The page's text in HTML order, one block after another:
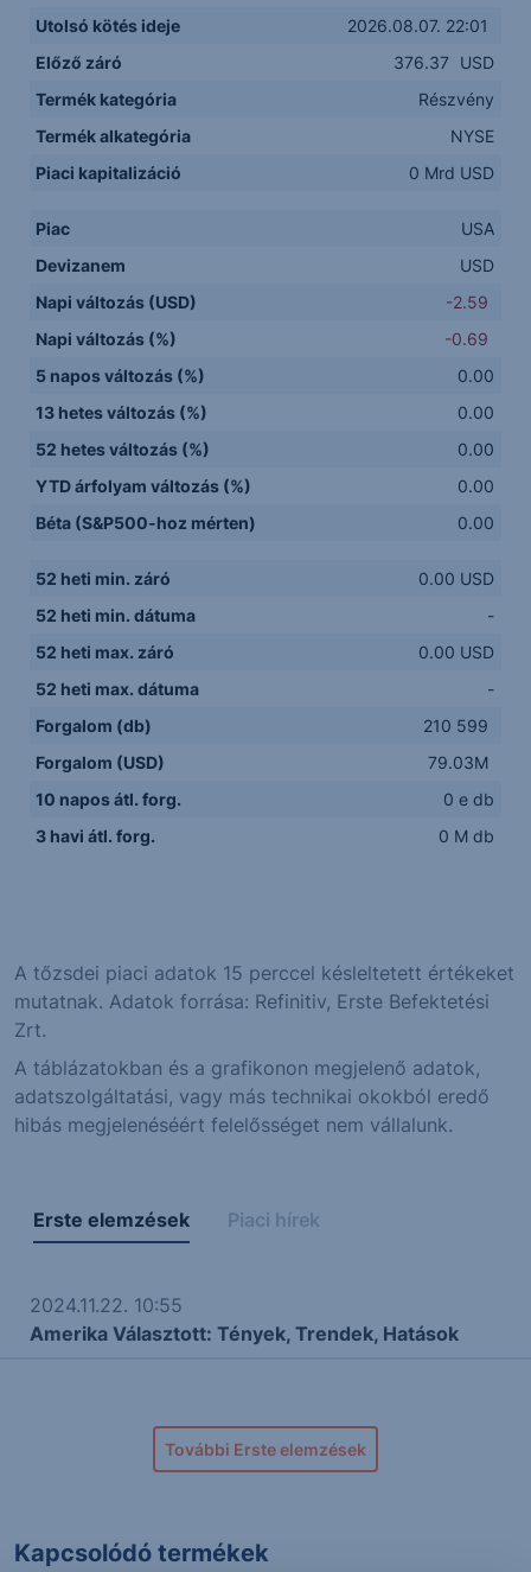
Utolsó kötés ideje
2026.08.07. 22:01
Előző záró
376.37
USD
Termék kategória
Részvény
Termék alkategória
NYSE
Piaci kapitalizáció
0 Mrd USD
Piac
USA
Devizanem
USD
Napi változás (USD)
-2.59
Napi változás (%)
-0.69
5 napos változás (%)
0.00
13 hetes változás (%)
0.00
52 hetes változás (%)
0.00
YTD árfolyam változás (%)
0.00
Béta (S&P500-hoz mérten)
0.00
52 heti min. záró
0.00 USD
52 heti min. dátuma
-
52 heti max. záró
0.00 USD
52 heti max. dátuma
-
Forgalom (db)
210 599
Forgalom (USD)
79.03M
10 napos átl. forg.
0 e db
3 havi átl. forg.
0 M db
A tőzsdei piaci adatok 15 perccel késleltetett értékeket
mutatnak. Adatok forrása: Refinitiv, Erste Befektetési
Zrt.
A táblázatokban és a grafikonon megjelenő adatok,
adatszolgáltatási, vagy más technikai okokból eredő
hibás megjelenéséért felelősséget nem vállalunk.
Erste elemzések Piaci hírek
2024.11.22. 10:55
Amerika Választott: Tények, Trendek, Hatások
További Erste elemzések
Kapcsolódó termékek